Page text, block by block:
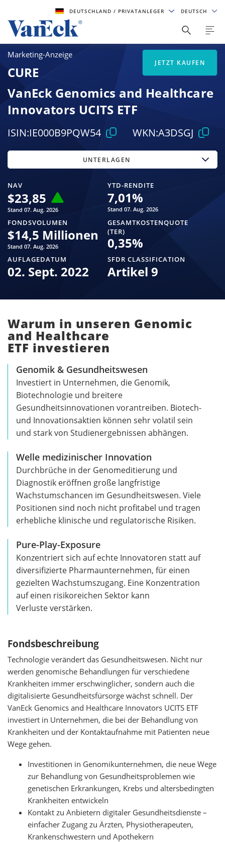
DEUTSCHLAND/ PRIVATANLEGER DEUTSCH
Marketing-Anzeige
CURE
VanEck Genomics and Healthcare
Innovators UCITS ETF
ISIN:IE000B9PQW54 WKN:A3DSGJ
NAV
$23,85
Stand 07. Aug. 2026
YTD-RENDITE
7,01%
Stand 07. Aug. 2026
FONDSVOLUMEN
$14,5 Millionen
Stand 07. Aug. 2026
GESAMTKOSTENQUOTE
(TER)
0,35%
AUFLAGEDATUM
02. Sept. 2022
SFDR CLASSIFICATION
Artikel 9
UNTERLAGEN
JETZT KAUFEN
Warum in unseren Genomic
and Healthcare
ETF investieren
Genomik & Gesundheitswesen
Investiert in Unternehmen, die Genomik,
Biotechnologie und breitere
Gesundheitsinnovationen vorantreiben. Biotech-
und Innovationsaktien können sehr volatil sein
und stark von Studienergebnissen abhängen.
Welle medizinischer Innovation
Durchbrüche in der Genomeditierung und
Diagnostik eröffnen große langfristige
Wachstumschancen im Gesundheitswesen. Viele
Positionen sind noch nicht profitabel und tragen
erhebliche klinische und regulatorische Risiken.
Pure-Play-Exposure
Konzentriert sich auf echte Innovatoren statt auf
diversifizierte Pharmaunternehmen, für einen
gezielten Wachstumszugang. Eine Konzentration
auf einen risikoreichen Sektor kann
Verluste verstärken.
Fondsbeschreibung
Technologie verändert das Gesundheitswesen. Nicht nur
werden genomische Behandlungen für verschiedene
Krankheiten immer erschwinglicher, sondern auch die
digitalisierte Gesundheitsfürsorge wächst schnell. Der
VanEck Genomics and Healthcare Innovators UCITS ETF
investiert in Unternehmen, die bei der Behandlung von
Krankheiten und der Kontaktaufnahme mit Patienten neue
Wege gehen.
Investitionen in Genomikunternehmen, die neue Wege
zur Behandlung von Gesundheitsproblemen wie
genetischen Erkrankungen, Krebs und altersbedingten
Krankheiten entwickeln
Kontakt zu Anbietern digitaler Gesundheitsdienste –
einfacher Zugang zu Ärzten, Physiotherapeuten,
Krankenschwestern und Apothekern